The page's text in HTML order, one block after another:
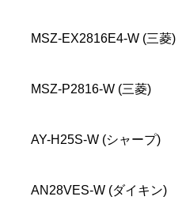
MSZ-EX2816E4-W (三菱)
MSZ-P2816-W (三菱)
AY-H25S-W (シャープ)
AN28VES-W (ダイキン)